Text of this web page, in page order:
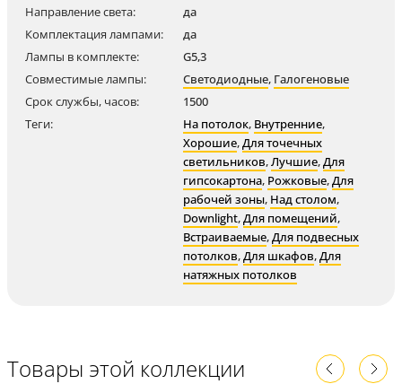
Направление света:
да
Комплектация лампами:
да
Лампы в комплекте:
G5,3
Совместимые лампы:
Светодиодные, Галогеновые
Срок службы, часов:
1500
Теги:
На потолок, Внутренние,
Хорошие,Для точечных
светильников,Лучшие,Для
гипсокартона, Рожковые,Для
рабочей зоны, Над столом,
Downlight,Для помещений,
Встраиваемые,Для подвесных
потолков,Для шкафов,Для
натяжных потолков
Товары этой коллекции